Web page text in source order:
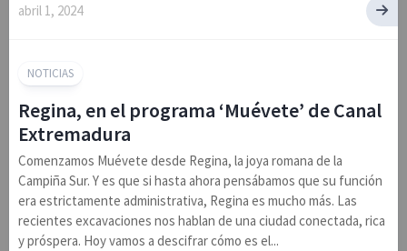
abril 1, 2024
NOTICIAS
Regina, en el programa ‘Muévete’ de Canal
Extremadura
Comenzamos Muévete desde Regina, la joya romana de la
Campiña Sur. Y es que si hasta ahora pensábamos que su función
era estrictamente administrativa, Regina es mucho más. Las
recientes excavaciones nos hablan de una ciudad conectada, rica
y próspera. Hoy vamos a descifrar cómo es el...